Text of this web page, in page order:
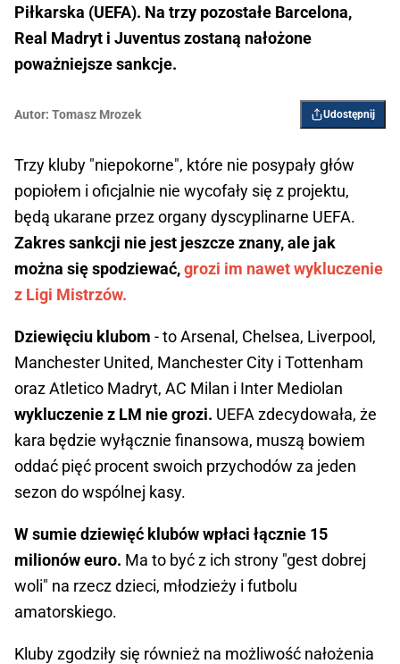
Piłkarska (UEFA). Na trzy pozostałe Barcelona,
Real Madryt i Juventus zostaną nałożone
poważniejsze sankcje.
Autor: Tomasz Mrozek Udostępnij
Trzy kluby "niepokorne", które nie posypały głów
popiołem i oficjalnie nie wycofały się z projektu,
będą ukarane przez organy dyscyplinarne UEFA.
Zakres sankcji nie jest jeszcze znany, ale jak
można się spodziewać,grozi im nawet wykluczenie
z Ligi Mistrzów.
Dziewięciu klubom - to Arsenal, Chelsea, Liverpool,
Manchester United, Manchester City i Tottenham
oraz Atletico Madryt, AC Milan i Inter Mediolan
wykluczenie z LM nie grozi. UEFA zdecydowała, że
kara będzie wyłącznie finansowa, muszą bowiem
oddać pięć procent swoich przychodów za jeden
sezon do wspólnej kasy.
W sumie dziewięć klubów wpłaci łącznie 15
milionów euro. Ma to być z ich strony "gest dobrej
woli" na rzecz dzieci, młodzieży i futbolu
amatorskiego.
Kluby zgodziły się również na możliwość nałożenia